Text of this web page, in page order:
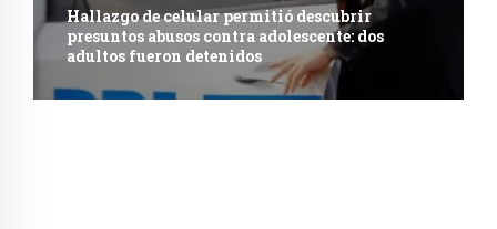
Hallazgo de celular permitió descubrir
presuntos abusos contra adolescente: dos
adultos fueron detenidos